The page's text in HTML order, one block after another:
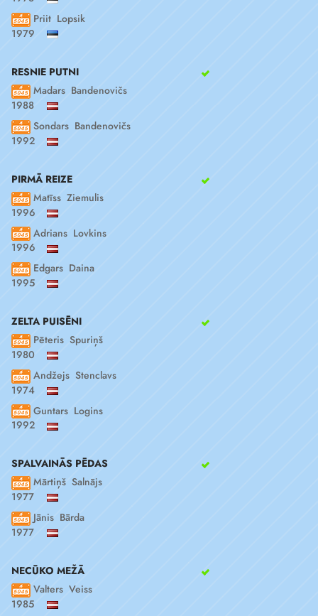
Priit Lopsik
1979
RESNIE PUTNI
Madars Bandenovičs
1988
Sondars Bandenovičs
1992
PIRMĀ REIZE
Matīss Ziemulis
1996
Adrians Lovkins
1996
Edgars Daina
1995
ZELTA PUISĒNI
Pēteris Spuriņš
1980
Andžejs Stenclavs
1974
Guntars Logins
1992
SPALVAINĀS PĒDAS
Mārtiņš Salnājs
1977
Jānis Bārda
1977
NECŪKO MEŽĀ
Valters Veiss
1985